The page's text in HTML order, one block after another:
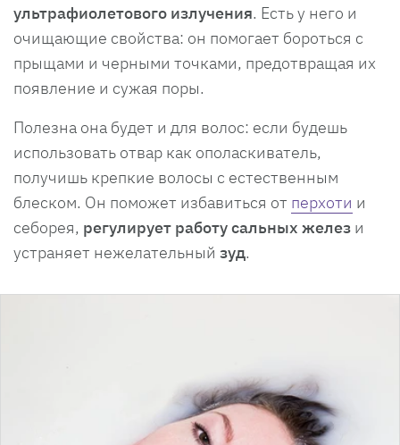
ультрафиолетового излучения. Есть у него и
очищающие свойства: он помогает бороться с
прыщами и черными точками, предотвращая их
появление и сужая поры.
Полезна она будет и для волос: если будешь
использовать отвар как ополаскиватель,
получишь крепкие волосы с естественным
блеском. Он поможет избавиться от перхоти и
себорея, регулирует работу сальных желез и
устраняет нежелательный зуд.